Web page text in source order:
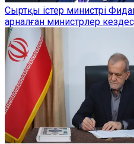
Сыртқы істер министрі
арналған министрлер